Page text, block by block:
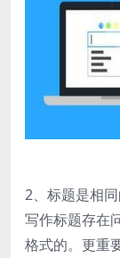
2、标题是相
写作标题存在
格式的。更重